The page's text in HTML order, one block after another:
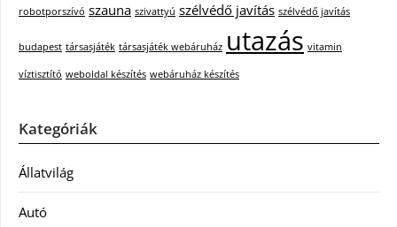
robotporszívó szauna szivattyú szélvédő javítás szélvédő javítás
budapest társasjáték társasjáték webáruház utazás vitamin
víztisztító weboldal készítés webáruház készítés
Kategóriák
Állatvilág
Autó